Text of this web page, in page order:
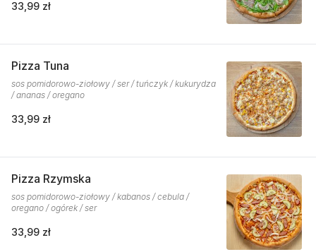
33,99 zł
Pizza Tuna
sos pomidorowo-ziołowy / ser / tuńczyk / kukurydza
/ ananas / oregano
33,99 zł
Pizza Rzymska
sos pomidorowo-ziołowy / kabanos / cebula /
oregano / ogórek / ser
33,99 zł